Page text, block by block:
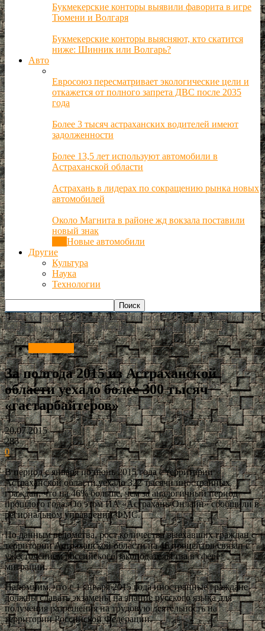
Букмекерские конторы выявили фаворита в игре
Тюмени и Волгаря
Букмекерские конторы выясняют, кто скатится
ниже: Шинник или Волгарь?
Авто
Евросоюз пересматривает экологические цели и
откажется от полного запрета ДВС после 2035
года
Более 3 тысяч астраханских водителей имеют
задолженности
Более 13,5 лет используют автомобили в
Астраханской области
Астрахань в лидерах по сокращению рынка новых
автомобилей
Около Магнита в районе жд вокзала поставили
новый знак
Новые автомобили
Другие
Культура
Наука
Технологии
РИА Астрахань Экономика За полгода 2015 из Астраханской
области уехало более 300 тысяч «гастарбайтеров»
За полгода 2015 из Астраханской
области уехало более 300 тысяч
«гастарбайтеров»
20.07.2015
283
0
В период с января по июнь 2015 года с территории
Астраханской области уехало 322 тысячи иностранных
граждан, что на 46% больше, чем за аналогичный период
прошлого года. Об этом ИА «Астрахань-Онлайн» сообщили в
региональном управлении ФМС.
По данным ведомства, рост количества выехавших граждан с
территории Астраханской области на 46 процентов связан с
ужесточением российского законодательства в сфере
миграции.
Напомним, что с 1 января 2015 года иностранные граждане
должны сдавать экзамены на знание русского языка для
получения разрешения на трудовую деятельность на
территории Российской Федерации.